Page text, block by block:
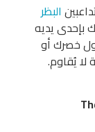
البظر
بإحدى يديه
خصرك أو
يُقاوم.